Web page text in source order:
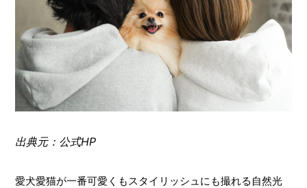
出典元：公式HP
愛犬愛猫が一番可愛くもスタイリッシュにも撮れる自然光